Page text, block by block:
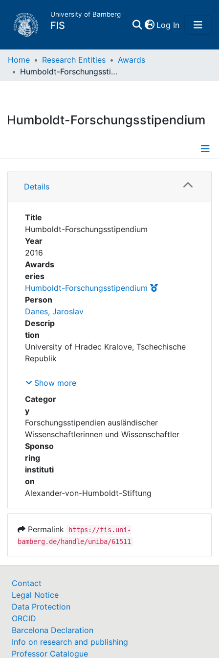
University of Bamberg
FIS Log In(current)
Home
Research Data
Institutions
Awards
My FIS
Help
Home Research Entities
Awards
Humboldt-Forschungsstipendium
Humboldt-Forschungsstipendium
Information
Details
Title
Humboldt-Forschungsstipendium
Year
2016
Awards
eries
Humboldt-Forschungsstipendium
Person
Danes, Jaroslav
Descrip
tion
University of Hradec Kralove, Tschechische
Faktultät: Geistes- und Kulturwissenschaften,
Laufzeit: 01.07.2016 - 31.12.2017
Show more
Categor
y
Forschungsstipendien ausländischer
Wissenschaftlerinnen und Wissenschaftler
Sponso
ring
instituti
on
Alexander-von-Humboldt-Stiftung
Permalink
https://fis.uni-
bamberg.de/handle/uniba/61511
Contact
Legal Notice
Data Protection
ORCID
Barcelona Declaration
Info on research and publishing
Professor Catalogue